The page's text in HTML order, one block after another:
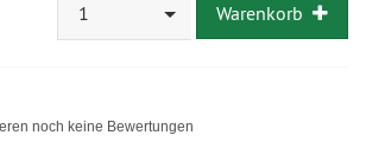
1 Warenkorb
noch keine Bewertungen